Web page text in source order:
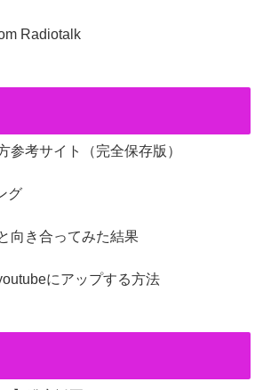
Radiotalk
参考サイト（完全保存版）
グ
向き合ってみた結果
にアップする方法